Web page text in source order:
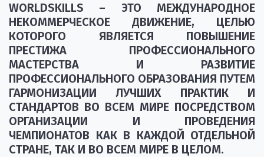
WORLDSKILLS – ЭТО МЕЖДУНАРОДНОЕ
НЕКОММЕРЧЕСКОЕ ДВИЖЕНИЕ, ЦЕЛЬЮ
КОТОРОГО ЯВЛЯЕТСЯ ПОВЫШЕНИЕ
ПРЕСТИЖА ПРОФЕССИОНАЛЬНОГО
МАСТЕРСТВА И РАЗВИТИЕ
ПРОФЕССИОНАЛЬНОГО ОБРАЗОВАНИЯ ПУТЕМ
ГАРМОНИЗАЦИИ ЛУЧШИХ ПРАКТИК И
СТАНДАРТОВ ВО ВСЕМ МИРЕ ПОСРЕДСТВОМ
ОРГАНИЗАЦИИ И ПРОВЕДЕНИЯ
ЧЕМПИОНАТОВ КАК В КАЖДОЙ ОТДЕЛЬНОЙ
СТРАНЕ, ТАК И ВО ВСЕМ МИРЕ В ЦЕЛОМ.